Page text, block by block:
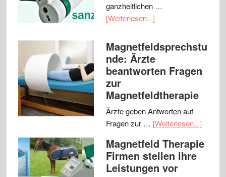
ganzheitlichen …
[Weiterlesen...]
Magnetfeldsprechstu
nde: Ärzte
beantworten Fragen
zur
Magnetfeldtherapie
Ärzte geben Antworten auf
Fragen zur … [Weiterlesen...]
Magnetfeld Therapie
Firmen stellen ihre
Leistungen vor